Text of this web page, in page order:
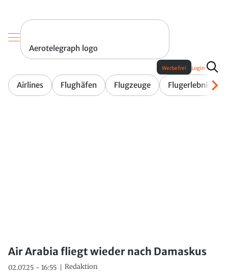
Aerotelegraph logo
Airlines Flughäfen Flugzeuge Flugerlebnis
Werbefrei Login
Air Arabia fliegt wieder nach Damaskus
02.07.25 - 16:55 Redaktion